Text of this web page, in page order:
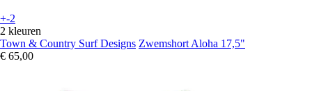
+-2
2 kleuren
Town & Country Surf Designs Zwemshort Aloha 17,5"
€ 65,00